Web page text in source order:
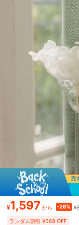
¥1,597 から -26%
ランダム割引 ¥569 OFF